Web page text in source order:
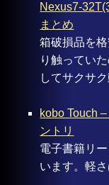
Nexus7-
まとめ
箱破損品を
り触ってい
してサクサク
kobo Touch
ントリ
電子書籍リ
います。軽